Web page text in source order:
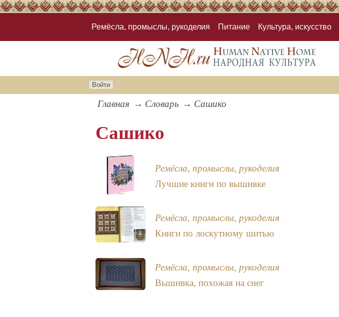
Ремёсла, промыслы, рукоделия Питание Культура, искусство
Войти
Главная Словарь Сашико
Сашико
Ремёсла, промыслы, рукоделия
Лучшие книги по вышивке
Ремёсла, промыслы, рукоделия
Книги по лоскутному шитью
Ремёсла, промыслы, рукоделия
Вышивка, похожая на снег